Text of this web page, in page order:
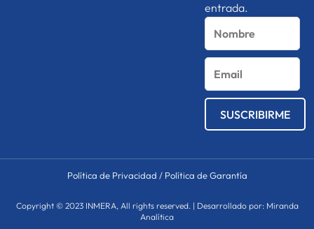
entrada.
SUSCRIBIRME
Copyright © 2023 INMERA, All rights reserved. | Desarrollado por: Miranda
Analítica
Política de Privacidad / Política de Garantía